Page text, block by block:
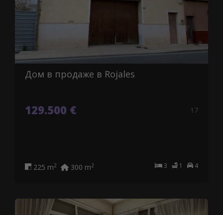
Дом в продаже в Rojales
129.500 € 17
3 1 4
225 m2 300 m2